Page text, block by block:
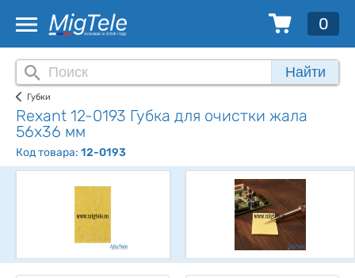
0
Найти
Губки
Rexant 12-0193 Губка для очистки жала
56x36 мм
Код товара: 12-0193